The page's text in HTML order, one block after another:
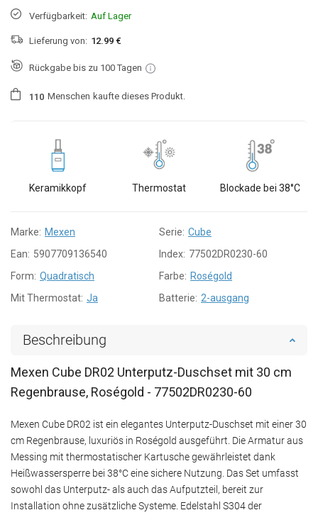
Verfügbarkeit: Auf Lager
Lieferung von: 12.99 €
Rückgabe bis zu 100 Tagen
1 1 0 Menschen kaufte dieses Produkt.
Keramikkopf Thermostat Blockade bei 38°C
Marke: Mexen Serie: Cube
Ean: 5907709136540 Index: 77502DR0230-60
Form: Quadratisch Farbe: Roségold
Mit Thermostat: Ja Batterie: 2-ausgang
Beschreibung
Mexen Cube DR02 Unterputz-Duschset mit 30 cm
Regenbrause, Roségold - 77502DR0230-60
Mexen Cube DR02 ist ein elegantes Unterputz-Duschset mit einer 30
cm Regenbrause, luxuriös in Roségold ausgeführt. Die Armatur aus
Messing mit thermostatischer Kartusche gewährleistet dank
Heißwassersperre bei 38°C eine sichere Nutzung. Das Set umfasst
sowohl das Unterputz- als auch das Aufputzteil, bereit zur
Installation ohne zusätzliche Systeme. Edelstahl S304 der